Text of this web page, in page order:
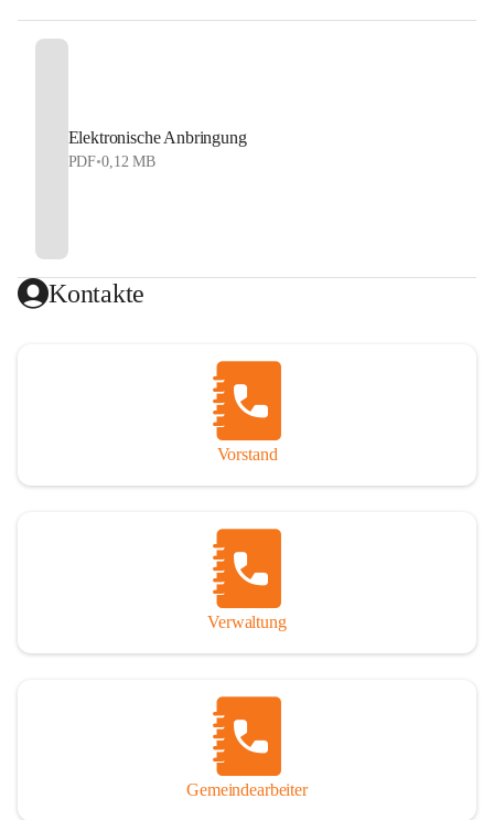
Elektronische Anbringung
PDF•0,12 MB
Kontakte
Vorstand
Verwaltung
Gemeindearbeiter